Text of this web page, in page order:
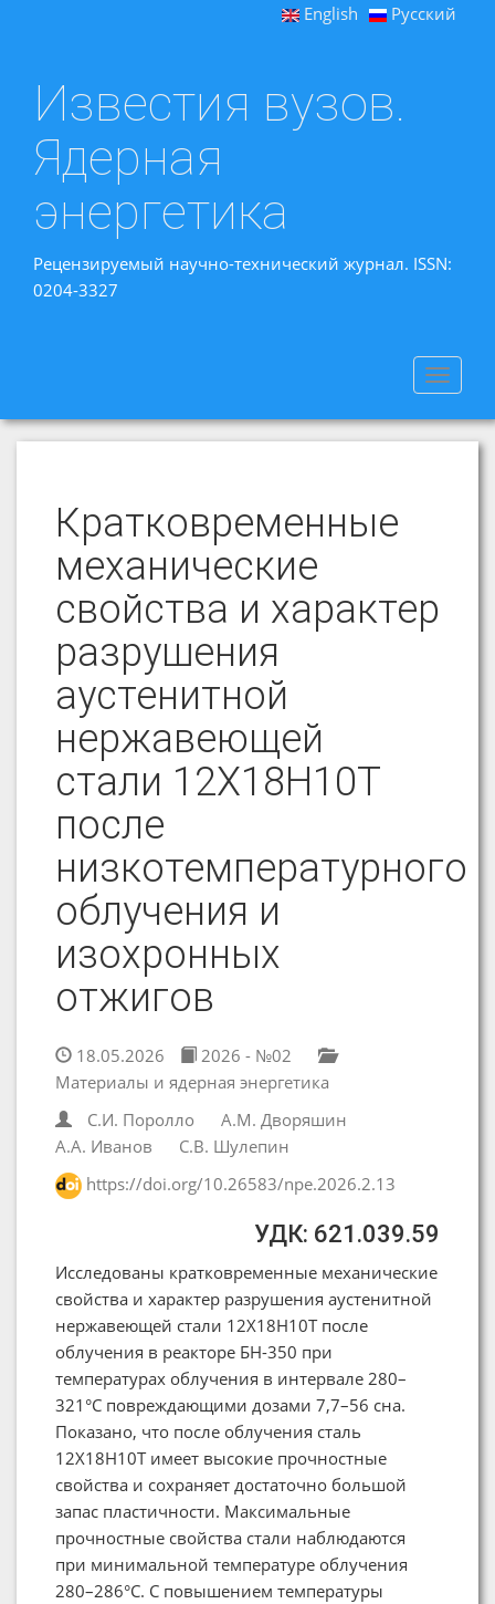
English Русский
Известия вузов.
Ядерная
энергетика
Рецензируемый научно-технический журнал. ISSN:
0204-3327
Toggle
Кратковременные
механические
свойства и характер
разрушения
аустенитной
нержавеющей
стали 12Х18Н10Т
после
низкотемпературного
облучения и
изохронных
отжигов
18.05.2026
2026 - №02
Материалы и ядерная энергетика
С.И. Поролло
А.М. Дворяшин
А.А. Иванов
С.В. Шулепин
https://doi.org/10.26583/npe.2026.2.13
УДК: 621.039.59
Исследованы кратковременные механические
свойства и характер разрушения аустенитной
нержавеющей стали 12Х18Н10Т после
облучения в реакторе БН-350 при
температурах облучения в интервале 280–
321°С повреждающими дозами 7,7–56 сна.
Показано, что после облучения сталь
12Х18Н10Т имеет высокие прочностные
свойства и сохраняет достаточно большой
запас пластичности. Максимальные
прочностные свойства стали наблюдаются
при минимальной температуре облучения
280–286°С. С повышением температуры